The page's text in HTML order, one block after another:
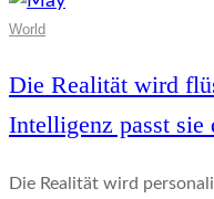
World
Die Realität wird
Intelligenz passt sie
Die Realität wird